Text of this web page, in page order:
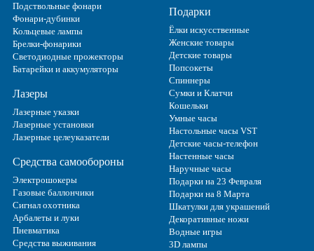
Подствольные фонари
Фонари-дубинки
Кольцевые лампы
Брелки-фонарики
Светодиодные прожекторы
Батарейки и аккумуляторы
Лазеры
Лазерные указки
Лазерные установки
Лазерные целеуказатели
Средства самообороны
Электрошокеры
Газовые баллончики
Сигнал охотника
Арбалеты и луки
Пневматика
Средства выживания
Подарки
Ёлки искусственные
Женские товары
Детские товары
Попсокеты
Спиннеры
Сумки и Клатчи
Кошельки
Умные часы
Настольные часы VST
Детские часы-телефон
Настенные часы
Наручные часы
Подарки на 23 Февраля
Подарки на 8 Марта
Шкатулки для украшений
Декоративные ножи
Водные игры
3D лампы